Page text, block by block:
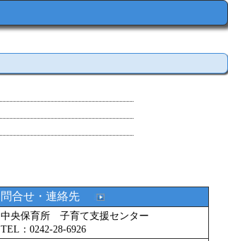
問合せ・連絡先
中央保育所 子育て支援センター
TEL：0242-28-6926